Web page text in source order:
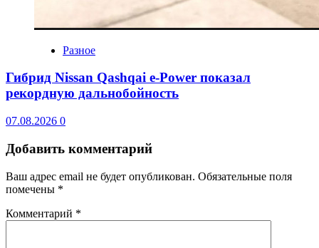
Разное
Гибрид Nissan Qashqai e-Power показал
рекордную дальнобойность
07.08.2026 0
Добавить комментарий
Ваш адрес email не будет опубликован. Обязательные поля
помечены *
Комментарий *